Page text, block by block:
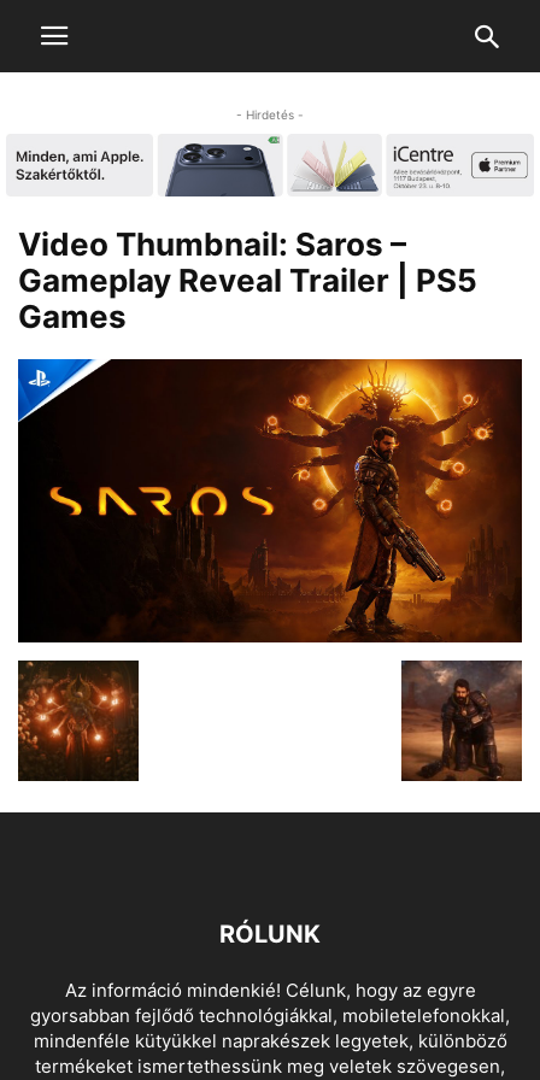
- Hirdetés -
Video Thumbnail: Saros –
Gameplay Reveal Trailer | PS5
Games
RÓLUNK
Az információ mindenkié! Célunk, hogy az egyre
gyorsabban fejlődő technológiákkal, mobiletelefonokkal,
mindenféle kütyükkel naprakészek legyetek, különböző
termékeket ismertethessünk meg veletek szövegesen,